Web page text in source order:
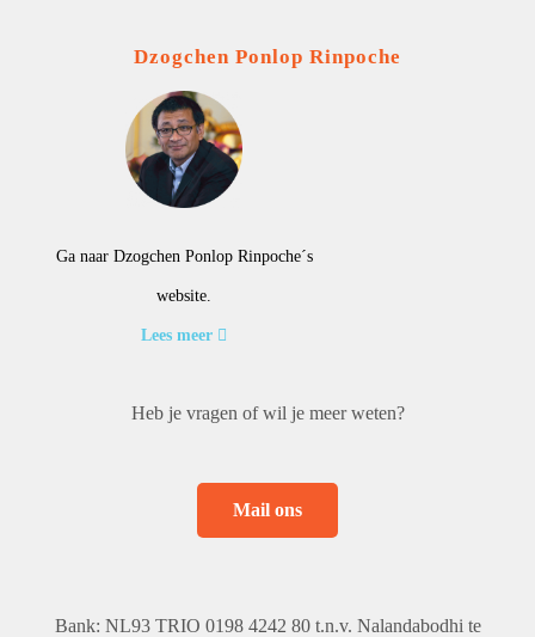
Dzogchen Ponlop Rinpoche
Ga naar Dzogchen Ponlop Rinpoche´s
website.
Lees meer
Heb je vragen of wil je meer weten?
Mail ons
Bank: NL93 TRIO 0198 4242 80 t.n.v. Nalandabodhi te